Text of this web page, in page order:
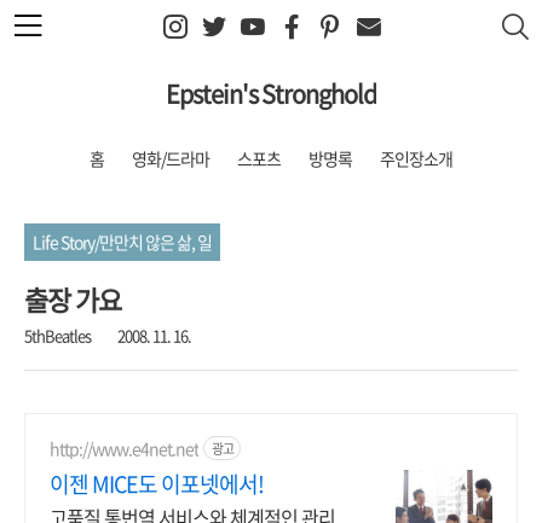
본문 바로가기
Epstein's Stronghold
홈 영화/드라마 스포츠 방명록 주인장소개
Life Story/만만치 않은 삶, 일
출장 가요
5thBeatles 2008. 11. 16.
http://www.e4net.net 광고
이젠 MICE도 이포넷에서!
고품질 통번역 서비스와 체계적인 관리